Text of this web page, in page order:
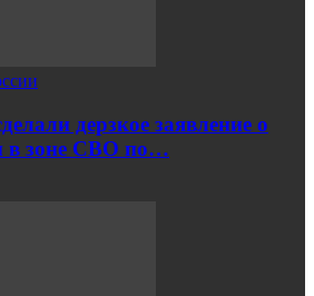
дерзкое заявление о
в зоне СВО по…